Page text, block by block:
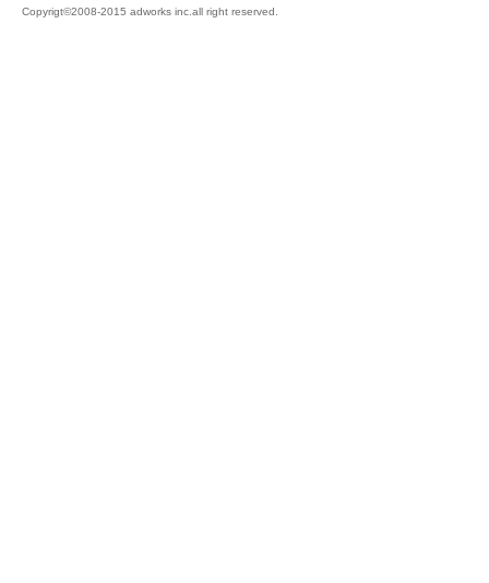
Copyrigt©2008-2015 adworks inc.all right reserved.